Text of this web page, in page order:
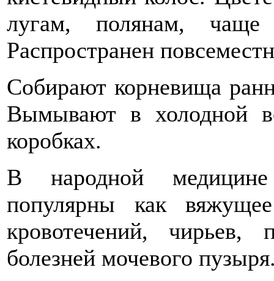
лугам, полянам,
Распространен
Собирают корневища
Вымывают в холодной
коробках.
В народной
популярны как
кровотечений,
болезней мочевого